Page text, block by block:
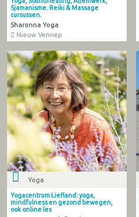
Sjamanisme. Reiki & Massage
cursussen.
Sharonna Yoga
Nieuw Vennep
Yoga
Yogacentrum Liefland: yoga,
mindfulness en gezond bewegen,
ook online les